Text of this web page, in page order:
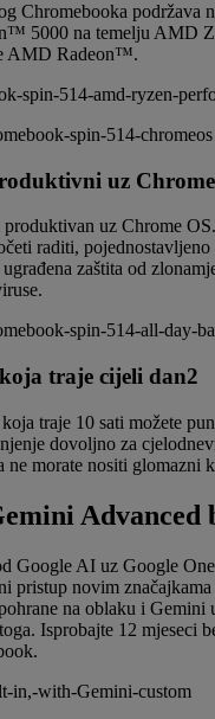
Chromebooka podržava
5000 na temelju AMD
AMD Radeon™.
uz
uz Chrome
raditi, pojednostavljeno
zaštita od
traje cijeli dan2
traje 10 sati možete
dovoljno za
ne morate nositi glomazni
Advanced
Google AI uz Google
pristup novim
na oblaku i Gemini
Isprobajte 12 mjeseci